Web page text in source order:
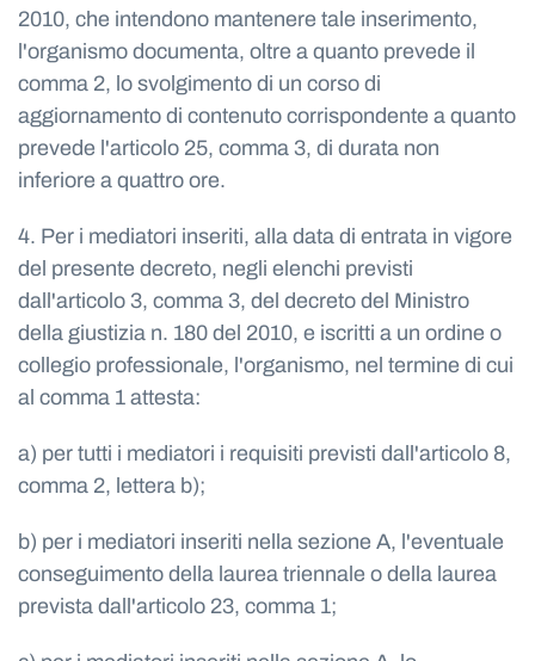
2010, che intendono mantenere tale inserimento,
l'organismo documenta, oltre a quanto prevede il
comma 2, lo svolgimento di un corso di
aggiornamento di contenuto corrispondente a quanto
prevede l'articolo 25, comma 3, di durata non
inferiore a quattro ore.
4. Per i mediatori inseriti, alla data di entrata in vigore
del presente decreto, negli elenchi previsti
dall'articolo 3, comma 3, del decreto del Ministro
della giustizia n. 180 del 2010, e iscritti a un ordine o
collegio professionale, l'organismo, nel termine di cui
al comma 1 attesta:
a) per tutti i mediatori i requisiti previsti dall'articolo 8,
comma 2, lettera b);
b) per i mediatori inseriti nella sezione A, l'eventuale
conseguimento della laurea triennale o della laurea
prevista dall'articolo 23, comma 1;